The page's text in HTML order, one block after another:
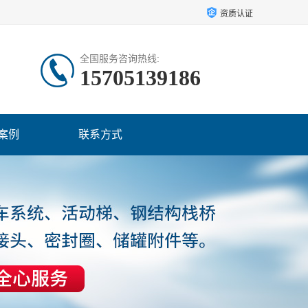
资质认证
全国服务咨询热线:
15705139186
例 联系方式